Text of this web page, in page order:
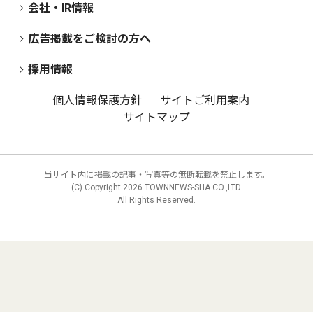
会社・IR情報
広告掲載をご検討の方へ
採用情報
個人情報保護方針
サイトご利用案内
サイトマップ
当サイト内に掲載の記事・写真等の無断転載を禁止します。
(C) Copyright 2026 TOWNNEWS-SHA CO.,LTD.
All Rights Reserved.